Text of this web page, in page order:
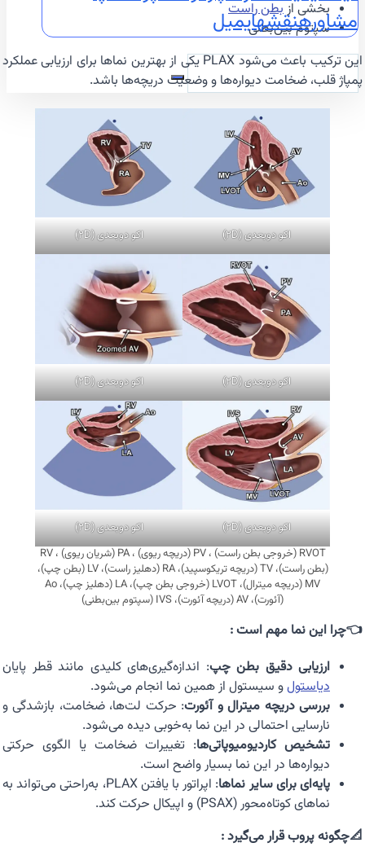
مشاورهنقشهایمیل
بخشی ازبطن راست
سپتوم بین‌بطنی
این ترکیب باعث می‌شود PLAX یکی از بهترین نماها برای ارزیابی عملکرد
پمپاژ قلب، ضخامت دیواره‌ها و وضعیت دریچه‌ها باشد.
اکو دوبعدی (2D) اکو دوبعدی (2D)
اکو دوبعدی (2D) اکو دوبعدی (2D)
اکو دوبعدی (2D)
اکو دوبعدی (2D)
RVOT (خروجی بطن راست) ، PV (دریچه ریوی) ، PA (شریان ریوی) ، RV
(بطن راست)، TV (دریچه تریکوسپید)، RA (دهلیز راست)، LV (بطن چپ)،
MV (دریچه میترال)، LVOT (خروجی بطن چپ)، LA (دهلیز چپ)، Ao
(آئورت)، AV (دریچه آئورت)، IVS (سپتوم بین‌بطنی)
👈چرا این نما مهم است :
ارزیابی دقیق بطن چپ: اندازه‌گیری‌های کلیدی مانند قطر پایان
دیاستولو سیستول از همین نما انجام می‌شود.
بررسی دریچه میترال و آئورت: حرکت لت‌ها، ضخامت، بازشدگی و
نارسایی احتمالی در این نما به‌خوبی دیده می‌شود.
تشخیص کاردیومیوپاتی‌ها: تغییرات ضخامت یا الگوی حرکتی
دیواره‌ها در این نما بسیار واضح است.
پایه‌ای برای سایر نماها
: اپراتور با یافتن PLAX، به‌راحتی می‌تواند به
نماهای کوتاه‌محور (PSAX) و اپیکال حرکت کند.
📐چگونه پروب قرار می‌گیرد :